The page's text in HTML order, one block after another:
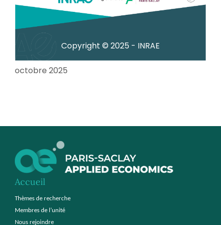
Copyright © 2025 - INRAE
octobre 2025
Accueil
Thèmes de recherche
Membres de l’unité
Nous rejoindre